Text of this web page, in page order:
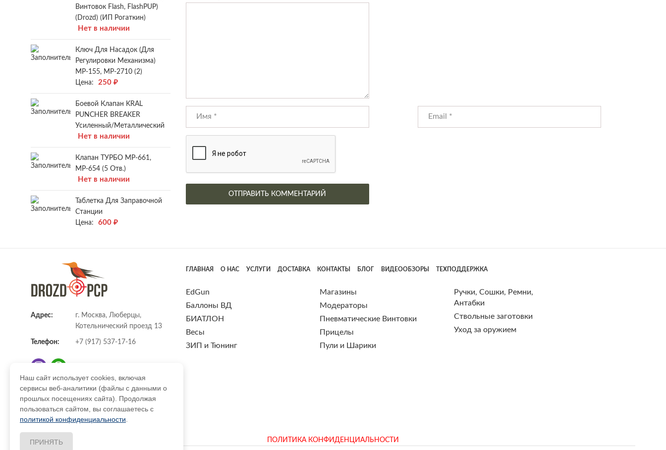
Винтовок Flash, FlashPUP)
(Drozd) (ИП Рогаткин)
Нет в наличии
Ключ Для Насадок (для
Регулировки Механизма)
МР-155, МР-2710 (2)
Цена:
250 ₽
Боевой Клапан KRAL
PUNCHER BREAKER
Усиленный/металлический
Нет в наличии
Клапан ТУРБО МР-661,
МР-654 (5 Отв.)
Нет в наличии
Таблетка Для Заправочной
Станции
Цена:
600 ₽
Адрес:
г. Москва, Люберцы,
Котельнический проезд 13
Телефон: +7 (917) 537-17-16
E-mail: info@DrozdPcp.ru
ГЛАВНАЯ О НАС УСЛУГИ ДОСТАВКА КОНТАКТЫ БЛОГ ВИДЕООБЗОРЫ ТЕХПОДДЕРЖКА
EdGun
Баллоны ВД
БИАТЛОН
Весы
ЗИП и Тюнинг
Магазины
Модераторы
Пневматические Винтовки
Прицелы
Пули и Шарики
Ручки, Сошки, Ремни,
Антабки
Ствольные заготовки
Уход за оружием
ПОЛИТИКА КОНФИДЕНЦИАЛЬНОСТИ
Наш сайт использует cookies, включая
сервисы веб-аналитики (файлы с данными о
прошлых посещениях сайта). Продолжая
пользоваться сайтом, вы соглашаетесь с
политикой конфиденциальности
ПРИНЯТЬ